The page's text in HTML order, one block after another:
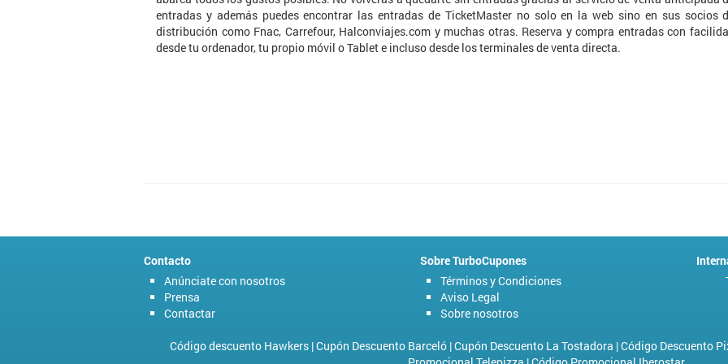
entradas y además puedes encontrar las entradas de TicketMaster no solo en la web sino en sus socios
distribución como Fnac, Carrefour, Halconviajes.com y muchas otras. Reserva y compra entradas con
desde tu ordenador, tu propio móvil o Tablet e incluso desde los terminales de venta directa.
Contacto
Anúnciate con nosotros
Prensa
Contactar
Sobre TurboCupones
Términos y Condiciones
Aviso Legal
Sobre nosotros
Código descuento Hawkers |Cupón Descuento Barceló |Cupón Descuento La Tostadora |Código Descuento